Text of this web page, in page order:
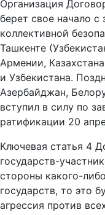
Организация
берет свое начало
коллективной
Ташкенте
Армении,
и Узбекистана.
Азербайджан,
вступил в силу по
ратификации 20
Ключевая статья 4
государств-
стороны какого-
государств, то это
агрессия против